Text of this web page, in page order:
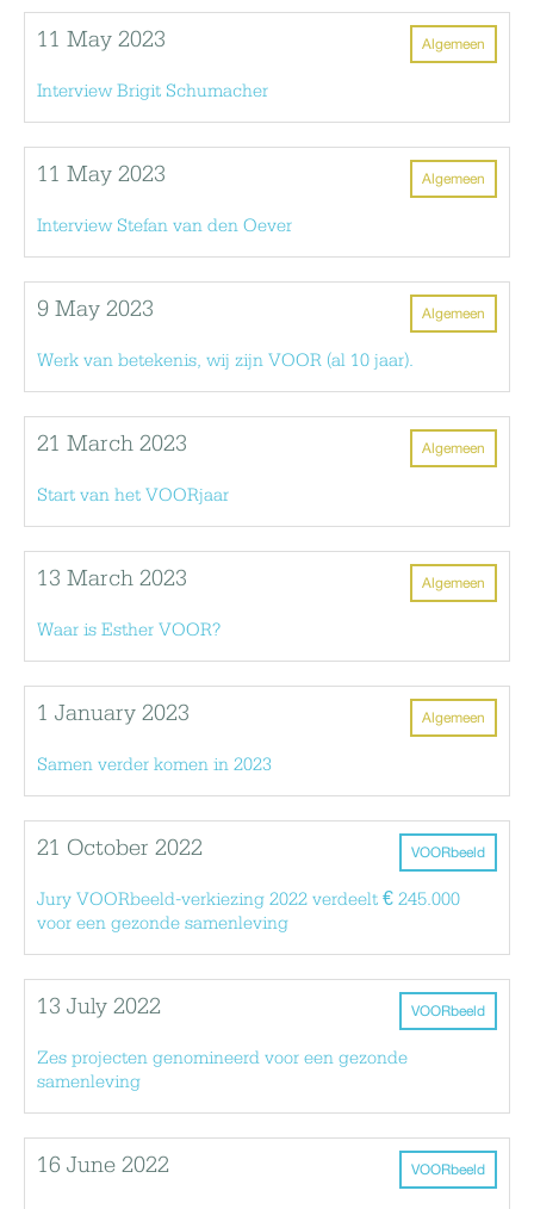
Algemeen
11 May 2023
Interview Brigit Schumacher
Algemeen
11 May 2023
Interview Stefan van den Oever
Algemeen
9 May 2023
Werk van betekenis, wij zijn VOOR (al 10 jaar).
Algemeen
21 March 2023
Start van het VOORjaar
Algemeen
13 March 2023
Waar is Esther VOOR?
Algemeen
1 January 2023
Samen verder komen in 2023
VOORbeeld
21 October 2022
Jury VOORbeeld-verkiezing 2022 verdeelt € 245.000
voor een gezonde samenleving
VOORbeeld
13 July 2022
Zes projecten genomineerd voor een gezonde
samenleving
VOORbeeld
16 June 2022